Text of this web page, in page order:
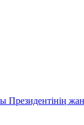
Президентінің